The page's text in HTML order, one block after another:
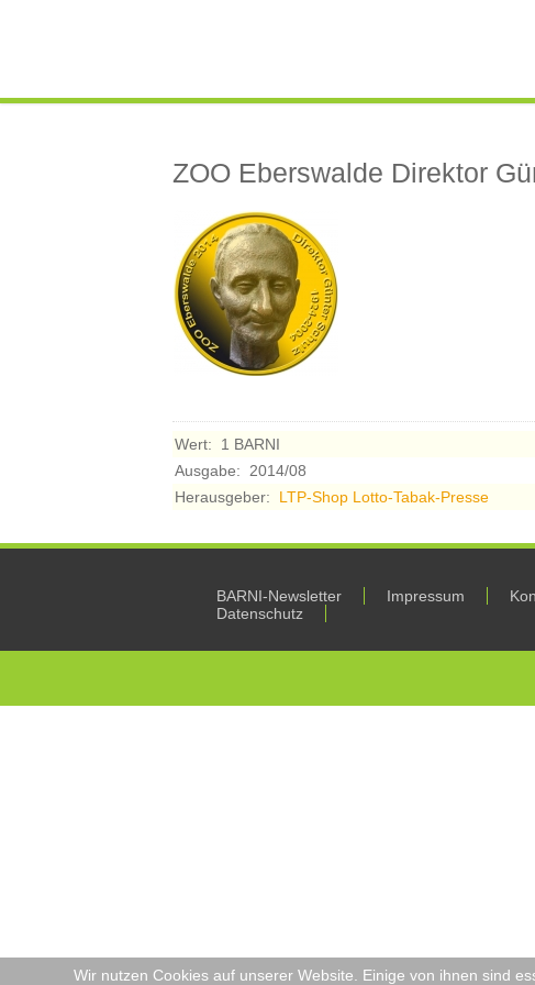
ZOO Eberswalde Direktor
Wert:
1 BARNI
Ausgabe:
2014/08
Herausgeber:
LTP-Shop Lotto-Tabak-Presse
BARNI-Newsletter Impressum
Datenschutz
Wir nutzen Cookies auf unserer Website. Einige von ihnen sind